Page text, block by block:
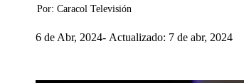
Por: Caracol Televisión
6 de Abr, 2024 Actualizado: 7 de abr, 2024